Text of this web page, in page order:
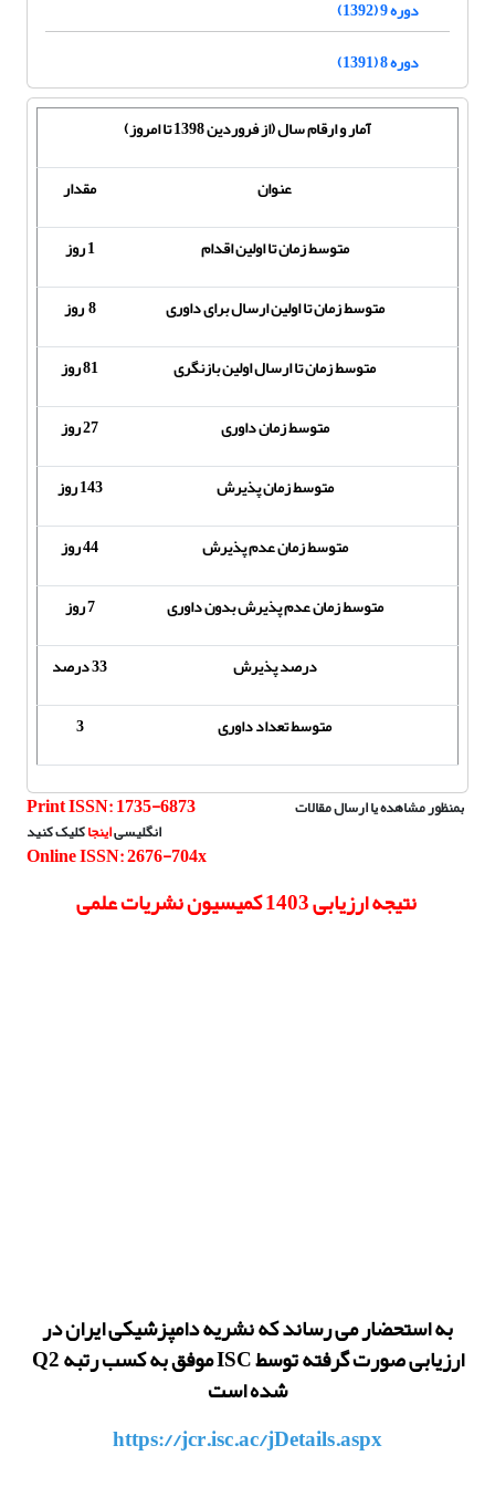
دوره 9 (1392)
دوره 8 (1391)
آمار و ارقام سال (از فروردین 1398 تا امروز)
عنوان
مقدار
متوسط زمان تا اولین اقدام
1 روز
متوسط زمان تا اولین ارسال برای داوری
8 روز
متوسط زمان تا ارسال اولین بازنگری
81 روز
متوسط زمان داوری
27 روز
متوسط زمان پذیرش
143 روز
متوسط زمان عدم پذیرش
44 روز
متوسط زمان عدم پذیرش بدون داوری
7 روز
درصد پذیرش
33 درصد
متوسط تعداد داوری
3
Print ISSN: 1735-6873
بمنظور مشاهده یا ارسال مقالات
انگلیسیاینجاکلیک کنید
Online ISSN: 2676-704x
نتیجه ارزیابی 1403 کمیسیون نشریات علمی
به استحضار می رساند که نشریه دامپزشیکی ایران در
ارزیابی صورت گرفته توسط ISC موفق به کسب رتبه Q2
شده است
https://jcr.isc.ac/jDetails.aspx